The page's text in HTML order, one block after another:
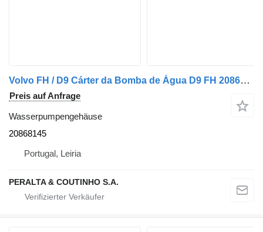
Volvo FH / D9 Cárter da Bomba de Água D9 FH 20868145 Wasserpumpengehäuse für Volvo LKW
Preis auf Anfrage
Wasserpumpengehäuse
20868145
Portugal, Leiria
PERALTA & COUTINHO S.A.